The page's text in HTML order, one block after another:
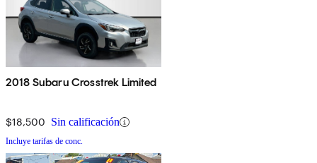
2018 Subaru Crosstrek Limited
$18,500 Sin calificación
Incluye tarifas de conc.